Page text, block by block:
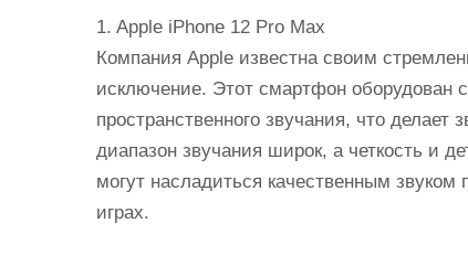
1. Apple iPhone 12 Pro Max
Компания Apple известна своим
исключение. Этот смартфон оборудован
пространственного звучания, что
диапазон звучания широк, а четкость и
могут насладиться качественным
играх.